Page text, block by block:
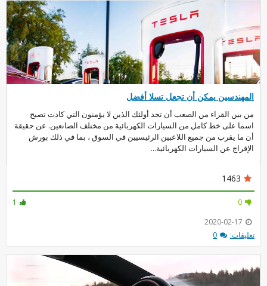
المهندسين يمكن أن تجعل تسلا أفضل
من بين القراء من الصعب أن تجد أولئك الذين لا يؤمنون التي كادت تصبح
اسما على خط كامل من السيارات الكهربائية من مختلف الصانعين. عن حقيقة
أن ما يقرب من جميع اللاعبين الرئيسيين في السوق ، بما في ذلك بورش
الإفراج عن السيارات الكهربائية...
1463
1
0
2020-02-17
تعليقات:
0